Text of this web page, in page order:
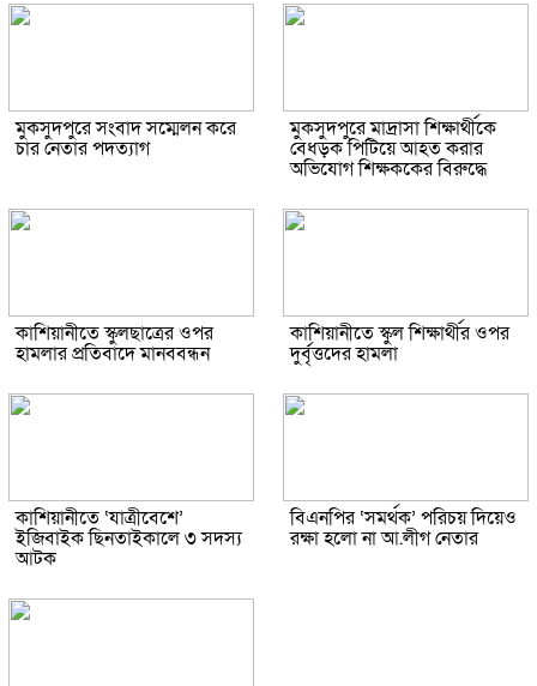
মুকসুদপুরে সংবাদ সম্মেলন করে
চার নেতার পদত্যাগ
মুকসুদপুরে মাদ্রাসা শিক্ষার্থীকে
বেধড়ক পিটিয়ে আহত করার
অভিযোগ শিক্ষককের বিরুদ্ধে
কাশিয়ানীতে স্কুলছাত্রের ওপর
হামলার প্রতিবাদে মানববন্ধন
কাশিয়ানীতে স্কুল শিক্ষার্থীর ওপর
দুর্বৃত্তদের হামলা
কাশিয়ানীতে ‘যাত্রীবেশে’
ইজিবাইক ছিনতাইকালে ৩ সদস্য
আটক
বিএনপির ‘সমর্থক’ পরিচয় দিয়েও
রক্ষা হলো না আ.লীগ নেতার